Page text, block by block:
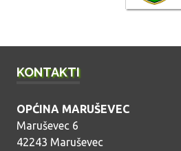
KONTAKTI
OPĆINA MARUŠEVEC
Maruševec 6
42243 Maruševec